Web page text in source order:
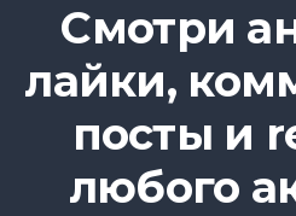
Смотри
лайки,
посты и
любого